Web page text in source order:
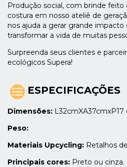
Produção social, com brinde
costura em nosso ateliê de
nos ajuda a gerar grande impacto
transformar a vida de muitas
Surpreenda seus clientes e
ecológicos Supera!
ESPECIFICAÇÕES
Dimensões: L32cmXA37cmxP17
Peso:
Materiais Upcycling: Retalhos
Principais cores: Preto ou cinza.